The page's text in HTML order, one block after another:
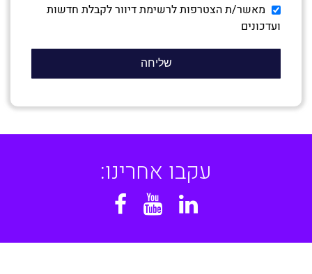
מאשר/ת הצטרפות לרשימת דיוור לקבלת חדשות
ועדכונים
עקבו אחרינו:
Linkedin
YouTube